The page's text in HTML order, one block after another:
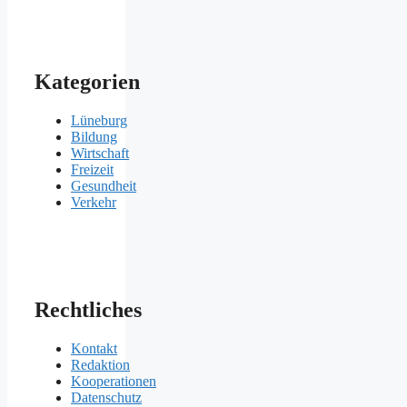
Kategorien
Lüneburg
Bildung
Wirtschaft
Freizeit
Gesundheit
Verkehr
Rechtliches
Kontakt
Redaktion
Kooperationen
Datenschutz